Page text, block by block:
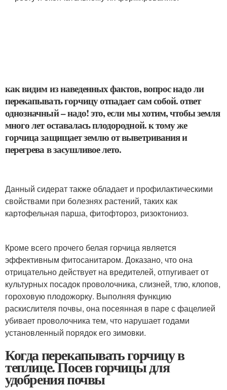
как видим из наведенных фактов, вопрос надо ли
перекапывать горчицу отпадает сам собой. ответ
однозначный – надо! это, если мы хотим, чтобы земля
много лет оставалась плодородной. к тому же
горчица защищает землю от выветривания и
перегрева в засушливое лето.
Данный сидерат также обладает и профилактическими
свойствами при болезнях растений, таких как
картофельная парша, фитофтороз, ризоктониоз.
Кроме всего прочего белая горчица является
эффективным фитосанитаром. Доказано, что она
отрицательно действует на вредителей, отпугивает от
культурных посадок проволочника, слизней, тлю, клопов,
гороховую плодожорку. Выполняя функцию
раскислителя почвы, она посеянная в паре с фацелией
убивает проволочника тем, что нарушает годами
установленный порядок его зимовки.
Когда перекапывать горчицу в
теплице. Посев горчицы для
удобрения почвы